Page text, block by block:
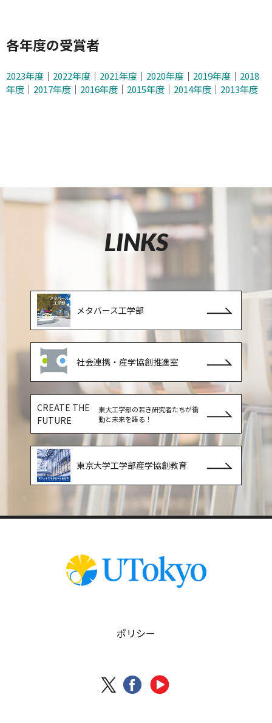
各年度の受賞者
2023年度 ｜ 2022年度 ｜ 2021年度 ｜ 2020年度 ｜ 2019年度 ｜ 2018
年度 ｜ 2017年度 ｜ 2016年度 ｜ 2015年度 ｜ 2014年度 ｜ 2013年度
LINKS
メタバース工学部
社会連携・産学協創推進室
CREATE THE
FUTURE
東大工学部の若き研究者たちが衝
動と未来を語る！
東京大学工学部産学協創教育
ポリシー